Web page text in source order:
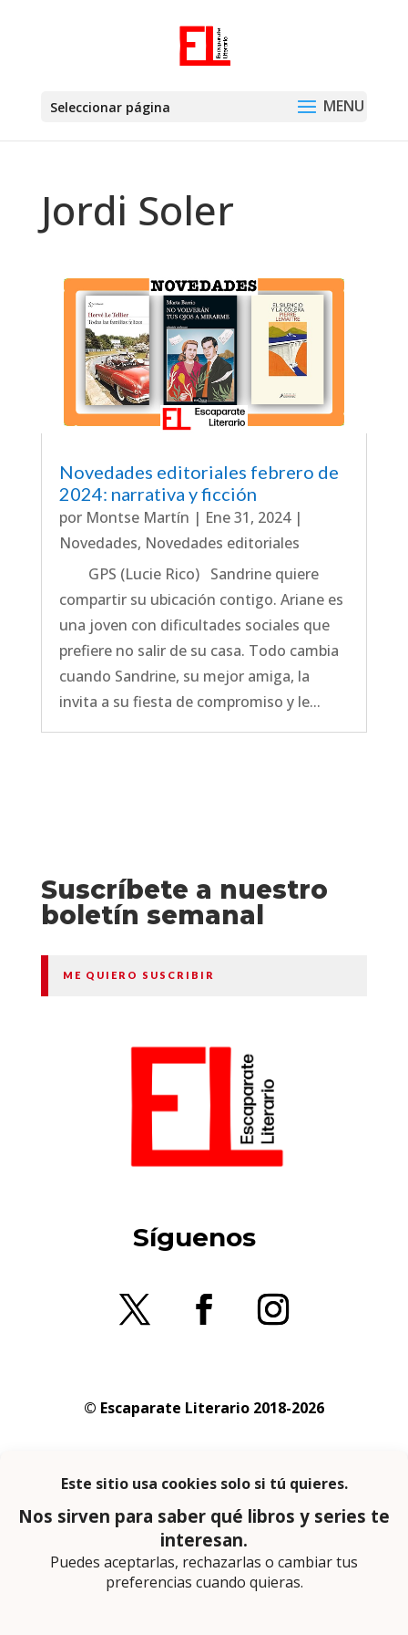
Seleccionar página
Jordi Soler
Novedades editoriales febrero de
2024: narrativa y ficción
por Montse Martín | Ene 31, 2024|
Novedades, Novedades editoriales
GPS (Lucie Rico) Sandrine quiere
compartir su ubicación contigo. Ariane es
una joven con dificultades sociales que
prefiere no salir de su casa. Todo cambia
cuando Sandrine, su mejor amiga, la
invita a su fiesta de compromiso y le...
Suscríbete a nuestro
boletín semanal
ME QUIERO SUSCRIBIR
Síguenos
© Escaparate Literario 2018-2026
privacidad
En calidad de afiliado de Amazon obtengo
ingresos por las compras adscritas que